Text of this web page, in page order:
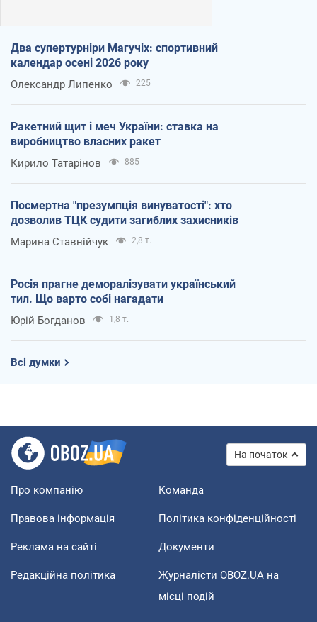
Два супертурніри Магучіх: спортивний
календар осені 2026 року
Олександр Липенко 225
Ракетний щит і меч України: ставка на
виробництво власних ракет
Кирило Татарінов 885
Посмертна "презумпція винуватості": хто
дозволив ТЦК судити загиблих захисників
Марина Ставнійчук 2,8 т.
Росія прагне деморалізувати український
тил. Що варто собі нагадати
Юрій Богданов 1,8 т.
Всі думки
На початок
Про компанію Команда
Правова інформація Політика конфіденційності
Реклама на сайті Документи
Редакційна політика
Журналісти OBOZ.UA на
місці подій